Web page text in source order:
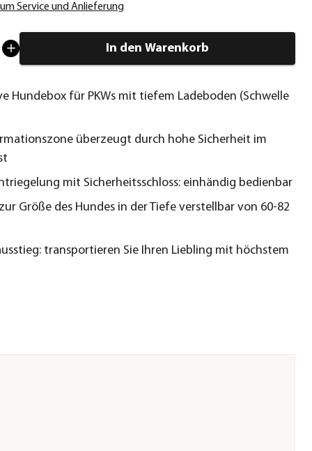
Service und Anlieferung
In den Warenkorb
Hundebox für PKWs mit tiefem Ladeboden (Schwelle
überzeugt durch hohe Sicherheit im
mit Sicherheitsschloss: einhändig bedienbar
Größe des Hundes in der Tiefe verstellbar von 60-82
transportieren Sie Ihren Liebling mit höchstem